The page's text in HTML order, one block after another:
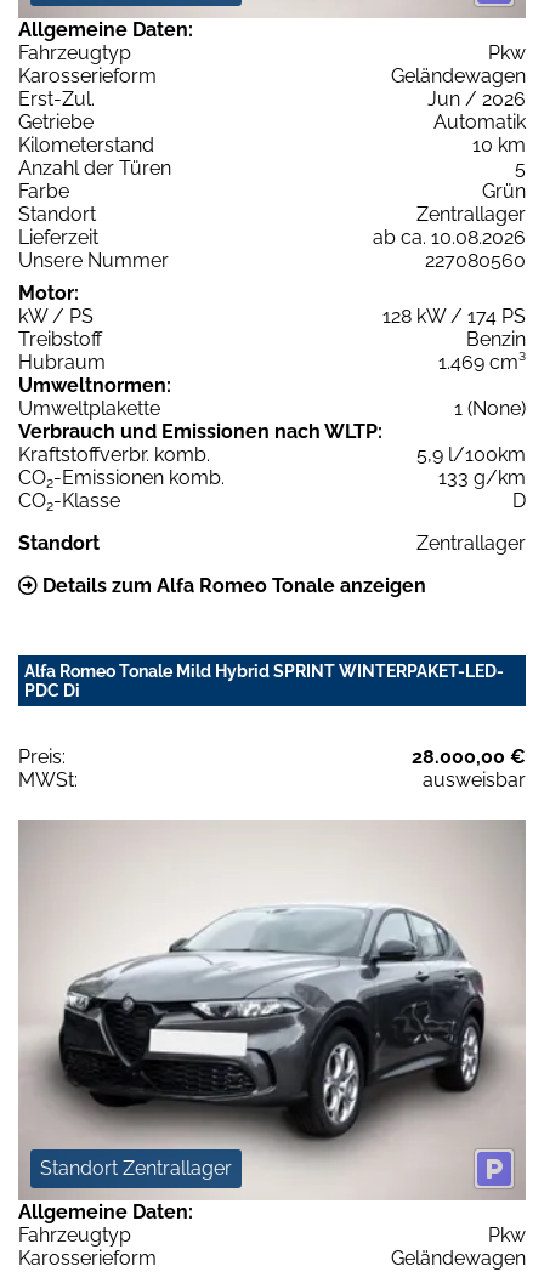
Allgemeine Daten:
Fahrzeugtyp
Pkw
Karosserieform
Geländewagen
Erst-Zul.
Jun / 2026
Getriebe
Automatik
Kilometerstand
10 km
Anzahl der Türen
5
Farbe
Grün
Standort
Zentrallager
Lieferzeit
ab ca. 10.08.2026
Unsere Nummer
227080560
Motor:
kW / PS
128 kW / 174 PS
Treibstoff
Benzin
Hubraum
1.469 cm³
Umweltnormen:
Umweltplakette
1 (None)
Verbrauch und Emissionen nach WLTP:
Kraftstoffverbr. komb.
5,9 l/100km
CO2-Emissionen komb.
133 g/km
CO2-Klasse
D
Standort
Zentrallager
Details zum Alfa Romeo Tonale anzeigen
Alfa Romeo Tonale Mild Hybrid SPRINT WINTERPAKET-LED-
PDC Di
Preis:
28.000,00 €
MWSt:
ausweisbar
Standort Zentrallager
Allgemeine Daten:
Fahrzeugtyp
Pkw
Karosserieform
Geländewagen